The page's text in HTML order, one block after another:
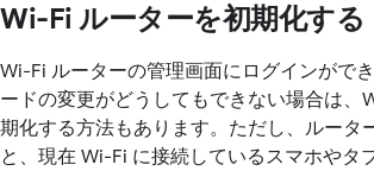
Wi-Fi ルーターを初期化する
Wi-Fi ルーターの管理画面にログインがで
ードの変更がどうしてもできない場合は、
期化する方法もあります。ただし、ルータ
と、現在 Wi-Fi に接続しているスマホやタ